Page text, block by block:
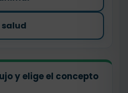
salud
y elige el concepto